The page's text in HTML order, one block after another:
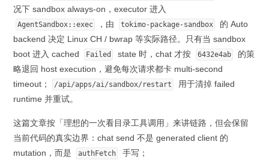
况下 sandbox always-on，executor 进入
AgentSandbox::exec ，由 tokimo-package-sandbox
的 Auto
backend 决定 Linux CH / bwrap 等实际路径。只有当 sandbox
boot 进入 cached
Failed state 时，chat 才按 6432e4ab
的策
略退回 host execution，避免每次请求都卡 multi-second
timeout；
/api/apps/ai/sandbox/restart
用于清掉 failed
runtime 并重试。
这篇文章按「理想的一次看目录工具调用」来讲链路，但会保留
当前代码的真实边界：chat send 不是 generated client 的
mutation，而是
authFetch 手写；